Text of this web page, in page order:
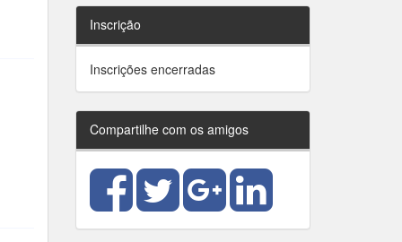
Inscrição
Inscrições encerradas
Compartilhe com os amigos